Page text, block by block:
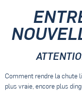
Comment rendre la chute
plus vraie, encore plus